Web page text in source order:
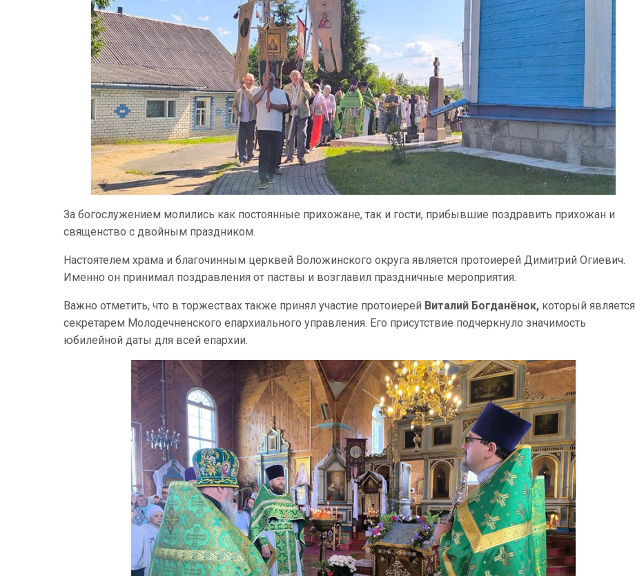
За богослужением молились как постоянные прихожане, так и гости, прибывшие поздравить прихожан и
священство с двойным праздником.
Настоятелем храма и благочинным церквей Воложинского округа является протоиерей Димитрий Огиевич.
Именно он принимал поздравления от паствы и возглавил праздничные мероприятия.
Важно отметить, что в торжествах также принял участие протоиерей Виталий Богданёнок, который является
секретарем Молодечненского епархиального управления. Его присутствие подчеркнуло значимость
юбилейной даты для всей епархии.